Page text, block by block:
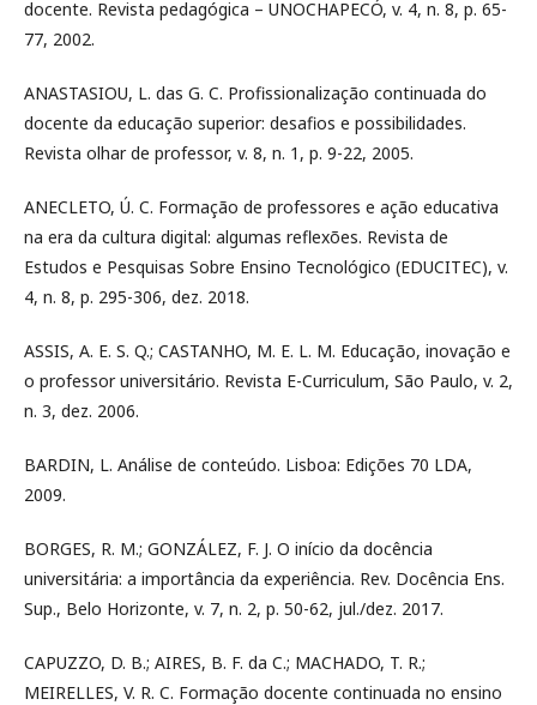
docente. Revista pedagógica – UNOCHAPECÓ, v. 4, n. 8, p. 65-
77, 2002.
ANASTASIOU, L. das G. C. Profissionalização continuada do
docente da educação superior: desafios e possibilidades.
Revista olhar de professor, v. 8, n. 1, p. 9-22, 2005.
ANECLETO, Ú. C. Formação de professores e ação educativa
na era da cultura digital: algumas reflexões. Revista de
Estudos e Pesquisas Sobre Ensino Tecnológico (EDUCITEC), v.
4, n. 8, p. 295-306, dez. 2018.
ASSIS, A. E. S. Q.; CASTANHO, M. E. L. M. Educação, inovação e
o professor universitário. Revista E-Curriculum, São Paulo, v. 2,
n. 3, dez. 2006.
BARDIN, L. Análise de conteúdo. Lisboa: Edições 70 LDA,
2009.
BORGES, R. M.; GONZÁLEZ, F. J. O início da docência
universitária: a importância da experiência. Rev. Docência Ens.
Sup., Belo Horizonte, v. 7, n. 2, p. 50-62, jul./dez. 2017.
CAPUZZO, D. B.; AIRES, B. F. da C.; MACHADO, T. R.;
MEIRELLES, V. R. C. Formação docente continuada no ensino